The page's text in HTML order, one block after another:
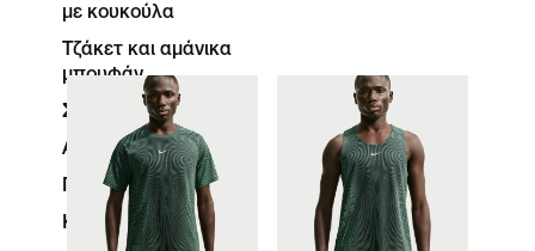
με κουκούλα
Τζάκετ και αμάνικα
μπουφάν
Σορτς
Αθλητικές φόρμες
Παντελόνια και κολάν
Κάλτσες